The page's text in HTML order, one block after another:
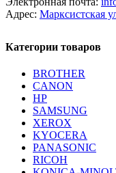
Адрес: Марксистская
Категории товаров
BROTHER
CANON
HP
SAMSUNG
XEROX
KYOCERA
PANASONIC
RICOH